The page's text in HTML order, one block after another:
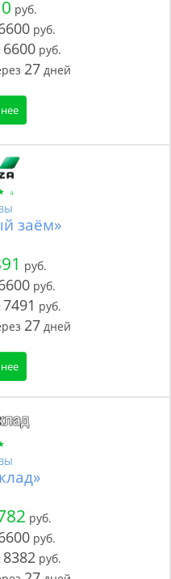
0 руб.
руб.
6600руб.
27 дней
заём»
руб.
руб.
7491 руб.
27 дней
руб.
руб.
8382руб.